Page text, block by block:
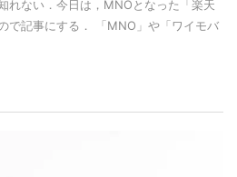
れない．今日は，MNOとなった「楽天
で記事にする． 「MNO」や「ワイモバ